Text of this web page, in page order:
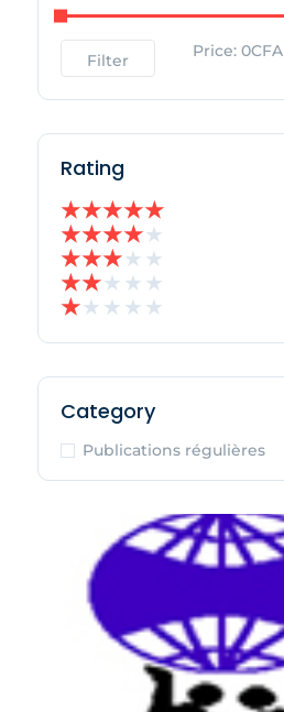
Filter Price: 0CFA
Rating
★★★★★
★★★★★
★★★★ ★
★★★ ★ ★
★★ ★ ★ ★
Category
Publications régulières